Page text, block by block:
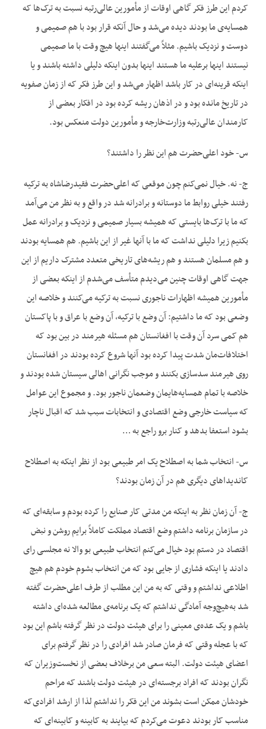
کردم این طرز فکر گاهی اوقات از مأمورین عالی‌رتبه نسبت به ترک‌ها که
همسایه‌ی ما بودند دیده می‌شد و حال آنکه قرار بود با هم صمیمی و
دوست و نزدیک باشیم. مثلاً می‌گفتند اینها هیچ وقت با ما صمیمی
نیستند اینها برعلیه ما هستند اینها بدون اینکه دلیلی داشته باشند و یا
اینکه قرینه‌ای در کار باشد اظهار می‌شد و این طرز فکر که از زمان صفویه
در تاریخ مانده بود و در اذهان ریشه کرده بود در افکار بعضی از
کارمندان عالی‌رتبه وزارت‌خارجه و مأمورین دولت منعکس بود.
س- خود اعلی‌حضرت هم این نظر را داشتند؟
ج- نه. خیال نمی‌کنم چون موقعی که اعلی‌حضرت فقیدرضاشاه به ترکیه
رفتند خیلی روابط ما دوستانه و برادرانه شد در واقع و به نظر من می‌آمد
که ما با ترک‌ها بایستی که همیشه بسیار صمیمی و نزدیک و برادرانه عمل
بکنیم زیرا دلیلی نداشت که ما با آنها غیر از این باشیم. هم همسایه بودند
و هم مسلمان هستند و هم ریشه‌های تاریخی متعدد مشترک داریم از این
جهت گاهی اوقات چنین می‌دیدم متأسف می‌شدم از اینکه بعضی از
مأمورین همیشه اظهارات ناجوری نسبت به ترکیه می‌کنند و خلاصه این
وضعی بود که ما داشتیم: آن وضع با ترکیه، آن وضع با عراق و با پاکستان
هم کمی سرد آن وقت با افغانستان هم مسئله هیرمند در بین بود که
اختلافات‌مان شدت پیدا کرده بود آنها شروع کرده بودند در افغانستان
روی هیرمند سدسازی بکنند و موجب نگرانی اهالی سیستان شده بودند و
خلاصه با تمام همسایه‌هایمان وضعمان ناجور بود. و مجموع این عوامل
که سیاست خارجی وضع اقتصادی و انتخابات سبب شد که اقبال ناچار
بشود استعفا بدهد و کنار برو راجع به …
س- انتخاب شما به اصطلاح یک امر طبیعی بود از نظر اینکه به اصطلاح
کاندیداهای دیگری هم در آن زمان بودند؟
ج- آن زمان نظر به اینکه من مدتی کار صنایع را کرده بودم و سابقه‌ای که
در سازمان برنامه داشتم وضع اقتصاد مملکت کاملاً برایم روشن و نبض
اقتصاد در دستم بود خیال می‌کنم انتخاب طبیعی بو والا نه مجلسی رای
دادند یا اینکه فشاری از جایی بود که من انتخاب بشوم خودم هم هیچ
اطلاعی نداشتم و وقتی که به من این مطلب از طرف اعلی‌حضرت گفته
شد به‌هیچ‌وجه آمادگی نداشتم که یک برنامه‌ی مطالعه شده‌ای داشته
باشم و یک عده‌ی معینی را برای هیئت دولت در نظر گرفته باشم این بود
که با عجله وقتی که فرمان صادر شد افرادی را در نظر گرفتم برای
اعضای هیئت دولت. البته سعی من برخلاف بعضی از نخست‌وزیران که
نگران بودند که افراد برجسته‌ای در هیئت دولت باشند که مزاحم
خودشان ممکن است بشوند من این فکر را نداشتم لذا از ارشد افرادی‌که
مناسب کار بودند دعوت می‌کردم که بیایند به کابینه و کابینه‌ای که